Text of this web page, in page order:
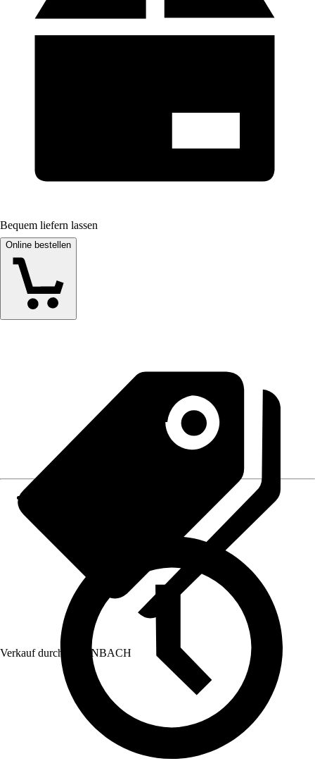
Bequem liefern lassen
Online bestellen
Verkauf durch: HORNBACH